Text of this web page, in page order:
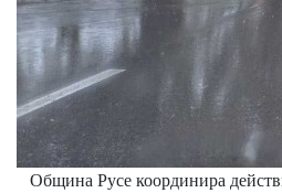
Община Русе координира